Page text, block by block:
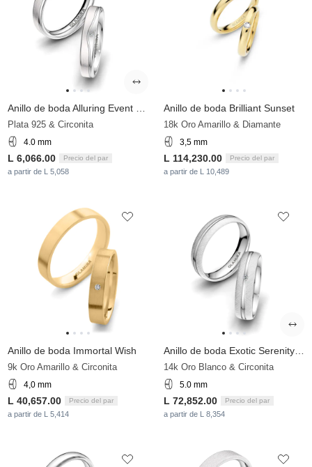
Plata 925 & Circonita
4.0 mm
L 6,066.00 Precio del par
a partir de L 5,058
Anillo de boda Brilliant Sunset
18k Oro Amarillo & Diamante
3,5 mm
L 114,230.00 Precio del par
a partir de L 10,489
Anillo de boda Immortal Wish
9k Oro Amarillo & Circonita
4,0 mm
L 40,657.00 Precio del par
a partir de L 5,414
14k Oro Blanco & Circonita
5.0 mm
L 72,852.00 Precio del par
a partir de L 8,354